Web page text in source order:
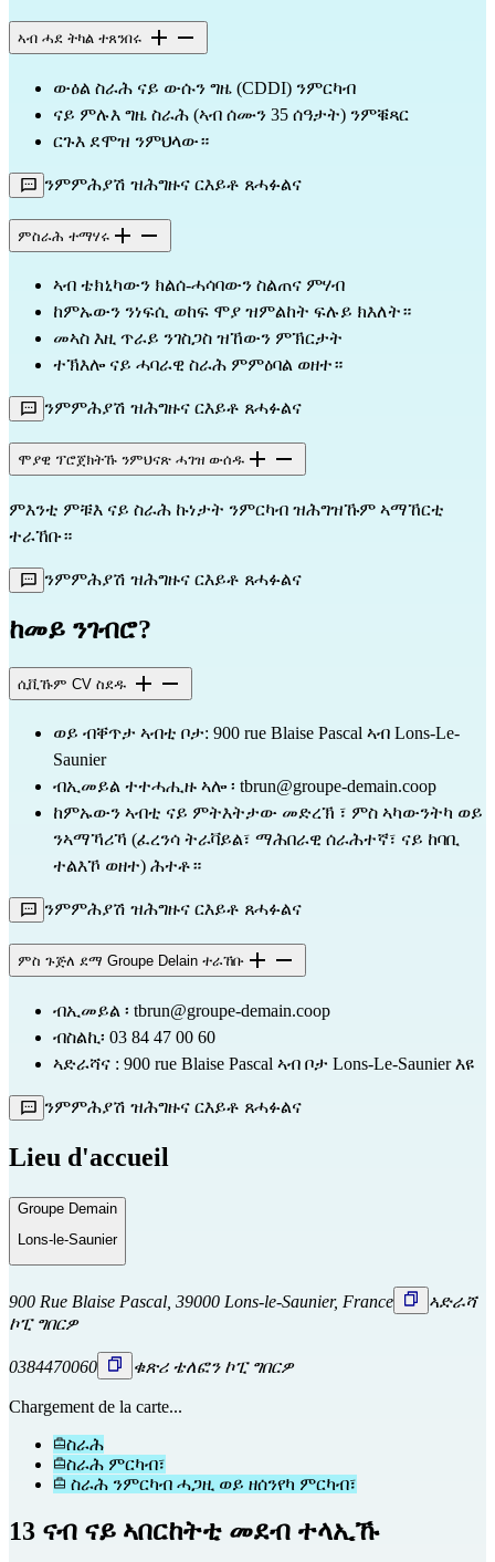
ኣብ ሓደ ትካል ተጸንበሩ
ውዕል ስራሕ ናይ ውሱን ግዜ (CDDI) ንምርካብ
ናይ ምሉእ ግዜ ስራሕ (ኣብ ሰሙን 35 ሰዓታት) ንምቑጻር
ርጉእ ደሞዝ ንምህላው።
ንምምሕያሽ ዝሕግዙና ርእይቶ ጸሓፉልና
ምስራሕ ተማሃሩ
ኣብ ቴክኒካውን ክልሰ-ሓሳባውን ስልጠና ምሃብ
ከምኡውን ንነፍሲ ወከፍ ሞያ ዝምልከት ፍሉይ ክእለት።
መኣስ እዚ ጥራይ ንገስጋስ ዝኸውን ምኽርታት
ተኽእሎ ናይ ሓባራዊ ስራሕ ምምዕባል ወዘተ።
ንምምሕያሽ ዝሕግዙና ርእይቶ ጸሓፉልና
ሞያዊ ፕሮጀክትኹ ንምህናጽ ሓገዝ ውሰዱ
ምእንቲ ምቹእ ናይ ስራሕ ኩነታት ንምርካብ ዝሕግዝኹም ኣማኸርቲ
ተራኸቡ።
ንምምሕያሽ ዝሕግዙና ርእይቶ ጸሓፉልና
ከመይ ንገብሮ?
ሲቪኹም CV ስደዱ
ወይ ብቐጥታ ኣብቲ ቦታ: 900 rue Blaise Pascal ኣብ Lons-Le-
Saunier
ብኢመይል ተተሓሒዙ ኣሎ፡ tbrun@groupe-demain.coop
ከምኡውን ኣብቲ ናይ ምትእትታው መድረኽ ፣ ምስ ኣካውንትካ ወይ
ንኣማኻሪኻ (ፈረንሳ ትራቫይል፣ ማሕበራዊ ሰራሕተኛ፣ ናይ ከባቢ
ተልእኾ ወዘተ) ሕተቶ።
ንምምሕያሽ ዝሕግዙና ርእይቶ ጸሓፉልና
ምስ ጉጅለ ደማ Groupe Delain ተራኸቡ
ብኢመይል ፡ tbrun@groupe-demain.coop
ብስልኪ፡ 03 84 47 00 60
ኣድራሻና : 900 rue Blaise Pascal ኣብ ቦታ Lons-Le-Saunier እዩ
ንምምሕያሽ ዝሕግዙና ርእይቶ ጸሓፉልና
Lieu d'accueil
Groupe Demain
Lons-le-Saunier
900 Rue Blaise Pascal, 39000 Lons-le-Saunier, France
ኣድራሻ
ኮፒ ግበርዎ
0384470060 ቁጽሪ ቴለፎን ኮፒ ግበርዎ
Chargement de la carte...
ስራሕ
ስራሕ ምርካብ፣
ስራሕ ንምርካብ ሓጋዚ ወይ ዘሰንየካ ምርካብ፣
13 ናብ ናይ ኣበርከትቲ መደብ ተላኢኹ